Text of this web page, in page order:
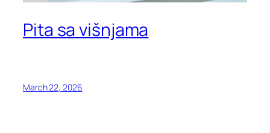
Pita sa višnjama
March 22, 2026